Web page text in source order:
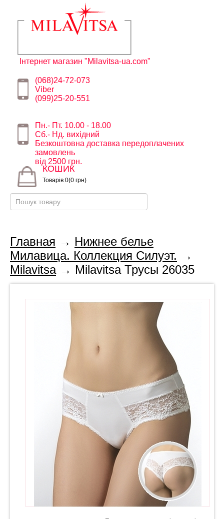
Інтернет магазин "Milavitsa-ua.com"
(068)24-72-073
Viber
(099)25-20-551
Пн.- Пт. 10.00 - 18.00
Сб.- Нд. вихідний
Безкоштовна доставка передоплачених
замовлень
від 2500 грн.
КОШИК
Товарів 0(0 грн)
Главная → Нижнее белье
Милавица. Коллекция Силуэт. →
Milavitsa→ Milavitsa Трусы 26035